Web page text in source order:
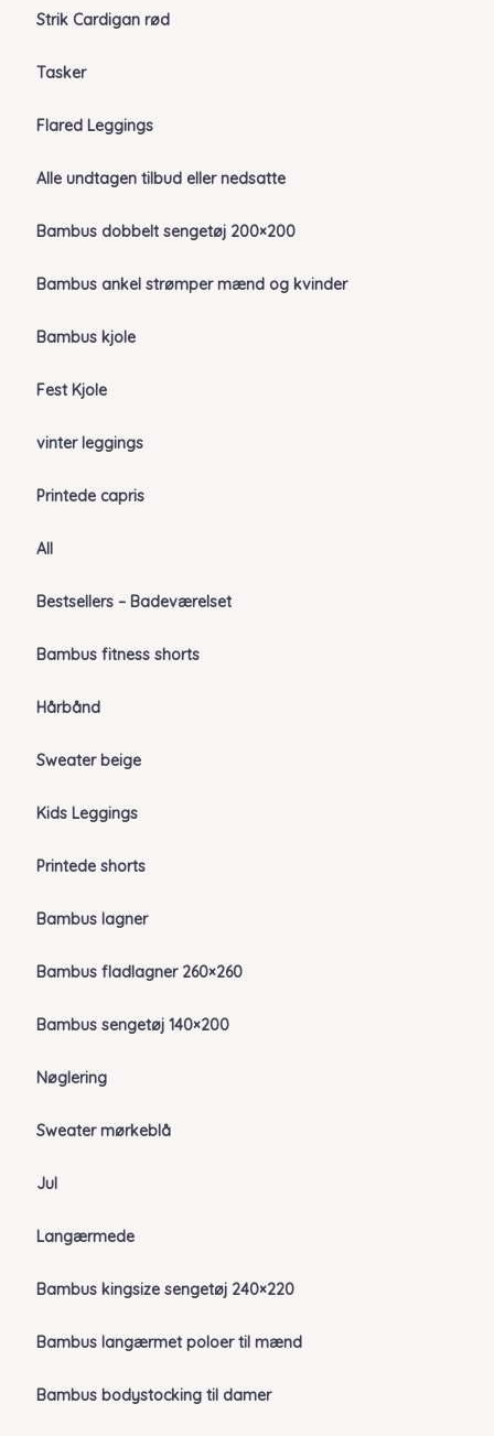
Strik Cardigan rød
Tasker
Flared Leggings
Alle undtagen tilbud eller nedsatte
Bambus dobbelt sengetøj 200×200
Bambus ankel strømper mænd og kvinder
Bambus kjole
Fest Kjole
vinter leggings
Printede capris
All
Bestsellers – Badeværelset
Bambus fitness shorts
Hårbånd
Sweater beige
Kids Leggings
Printede shorts
Bambus lagner
Bambus fladlagner 260×260
Bambus sengetøj 140×200
Nøglering
Sweater mørkeblå
Jul
Langærmede
Bambus kingsize sengetøj 240×220
Bambus langærmet poloer til mænd
Bambus bodystocking til damer